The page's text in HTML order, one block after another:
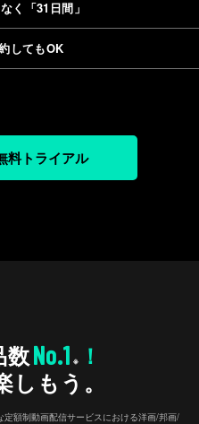
く「31日間 」
してもOK
料トライアル
数No.1 ※
！
しもう。
額制動画配信サービスにおける洋画/邦画/